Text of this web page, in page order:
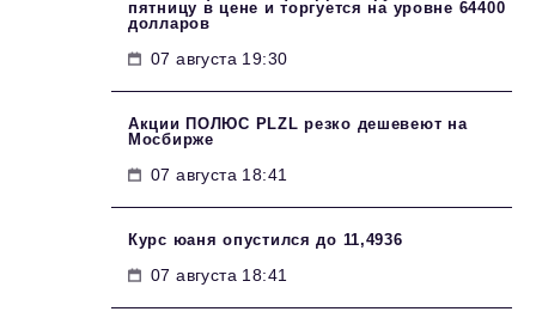
пятницу в цене и торгуется на уровне 64400
долларов
07 августа 19:30
Акции ПОЛЮС PLZL резко дешевеют на
Мосбирже
07 августа 18:41
Курс юаня опустился до 11,4936
07 августа 18:41